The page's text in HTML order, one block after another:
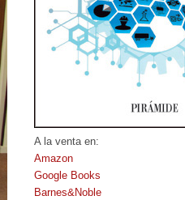
A la venta en:
Amazon
Google Books
Barnes&Noble